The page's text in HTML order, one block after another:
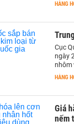
HÀNG
Cục
ngày
nhôm
HÀNG
Giá
nếm